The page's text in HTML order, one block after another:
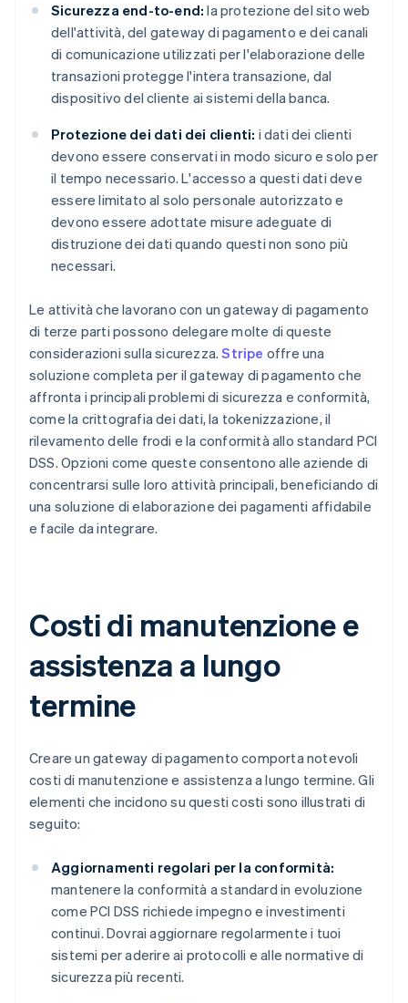
Sicurezza end-to-end: la protezione del sito web
dell'attività, del gateway di pagamento e dei canali
di comunicazione utilizzati per l'elaborazione delle
transazioni protegge l'intera transazione, dal
dispositivo del cliente ai sistemi della banca.
Protezione dei dati dei clienti: i dati dei clienti
devono essere conservati in modo sicuro e solo per
il tempo necessario. L'accesso a questi dati deve
essere limitato al solo personale autorizzato e
devono essere adottate misure adeguate di
distruzione dei dati quando questi non sono più
necessari.
Le attività che lavorano con un gateway di pagamento
di terze parti possono delegare molte di queste
considerazioni sulla sicurezza.Stripe offre una
soluzione completa per il gateway di pagamento che
affronta i principali problemi di sicurezza e conformità,
come la crittografia dei dati, la tokenizzazione, il
rilevamento delle frodi e la conformità allo standard PCI
DSS. Opzioni come queste consentono alle aziende di
concentrarsi sulle loro attività principali, beneficiando di
una soluzione di elaborazione dei pagamenti affidabile
e facile da integrare.
Costi di manutenzione e
assistenza a lungo
termine
Creare un gateway di pagamento comporta notevoli
costi di manutenzione e assistenza a lungo termine. Gli
elementi che incidono su questi costi sono illustrati di
seguito:
Aggiornamenti regolari per la conformità:
mantenere la conformità a standard in evoluzione
come PCI DSS richiede impegno e investimenti
continui. Dovrai aggiornare regolarmente i tuoi
sistemi per aderire ai protocolli e alle normative di
sicurezza più recenti.